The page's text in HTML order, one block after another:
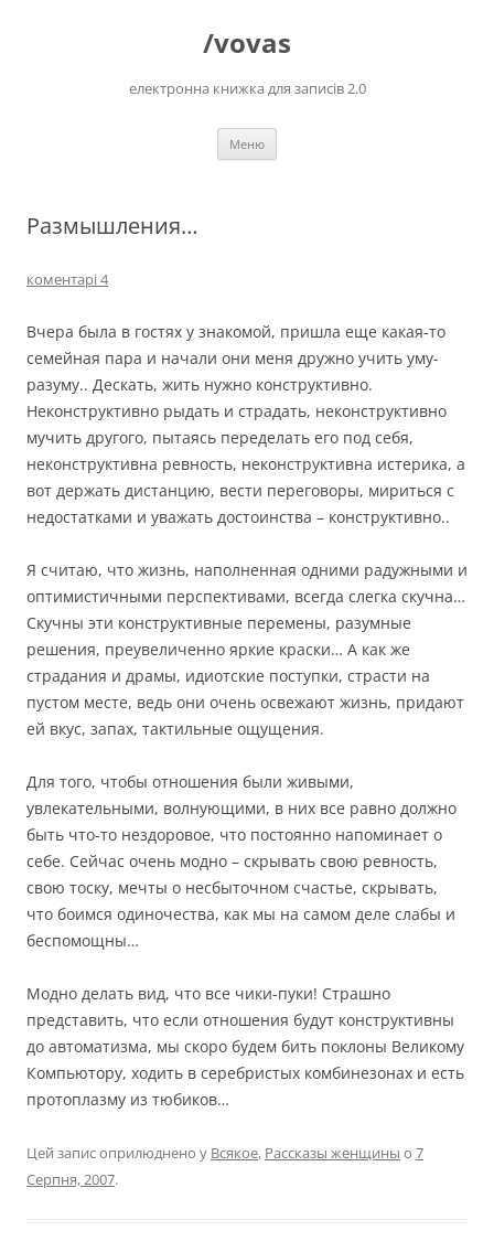
/vovas
електронна книжка для записів 2.0
Меню
Размышления…
коментарі 4
Вчера была в гостях у знакомой, пришла еще какая-то
семейная пара и начали они меня дружно учить уму-
разуму.. Дескать, жить нужно конструктивно.
Неконструктивно рыдать и страдать, неконструктивно
мучить другого, пытаясь переделать его под себя,
неконструктивна ревность, неконструктивна истерика, а
вот держать дистанцию, вести переговоры, мириться с
недостатками и уважать достоинства – конструктивно..
Я считаю, что жизнь, наполненная одними радужными и
оптимистичными перспективами, всегда слегка скучна…
Скучны эти конструктивные перемены, разумные
решения, преувеличенно яркие краски… А как же
страдания и драмы, идиотские поступки, страсти на
пустом месте, ведь они очень освежают жизнь, придают
ей вкус, запах, тактильные ощущения.
Для того, чтобы отношения были живыми,
увлекательными, волнующими, в них все равно должно
быть что-то нездоровое, что постоянно напоминает о
себе. Сейчас очень модно – скрывать свою ревность,
свою тоску, мечты о несбыточном счастье, скрывать,
что боимся одиночества, как мы на самом деле слабы и
беспомощны…
Модно делать вид, что все чики-пуки! Страшно
представить, что если отношения будут конструктивны
до автоматизма, мы скоро будем бить поклоны Великому
Компьютору, ходить в серебристых комбинезонах и есть
протоплазму из тюбиков…
Цей запис оприлюднено у Всякое, Рассказы женщины о 7
Серпня, 2007.